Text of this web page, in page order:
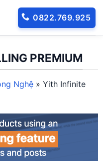
0822.769.925
PREMIUM
Nghệ » Yith Infinite